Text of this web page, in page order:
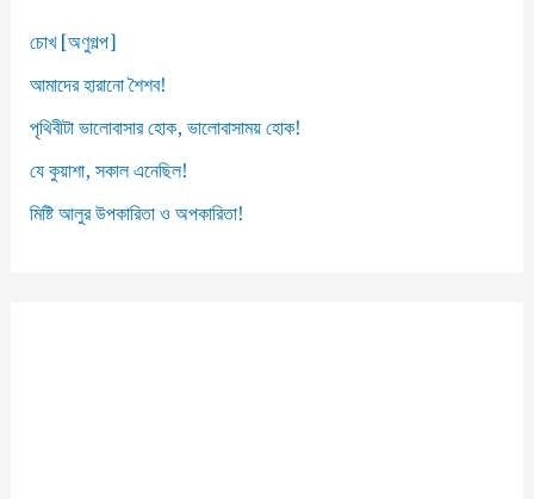
চোখ [অণুগল্প]
আমাদের হারানো শৈশব!
পৃথিবীটা ভালোবাসার হোক, ভালোবাসাময় হোক!
যে কুয়াশা, সকাল এনেছিল!
মিষ্টি আলুর উপকারিতা ও অপকারিতা!